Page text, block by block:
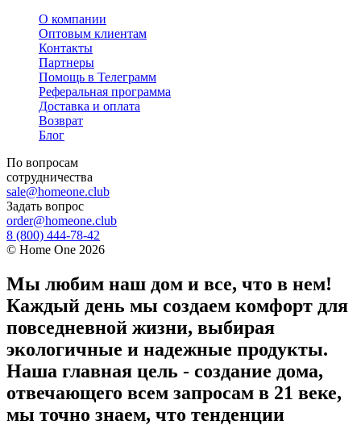
О компании
Оптовым клиентам
Контакты
Партнеры
Помощь в Телеграмм
Реферальная программа
Доставка и оплата
Возврат
Блог
По вопросам
сотрудничества
sale@homeone.club
Задать вопрос
order@homeone.club
8 (800) 444-78-42
© Home One 2026
Мы любим наш дом и все, что в нем!
Каждый день мы создаем комфорт для
повседневной жизни, выбирая
экологичные и надежные продукты.
Наша главная цель - создание дома,
отвечающего всем запросам в 21 веке,
мы точно знаем, что тенденции